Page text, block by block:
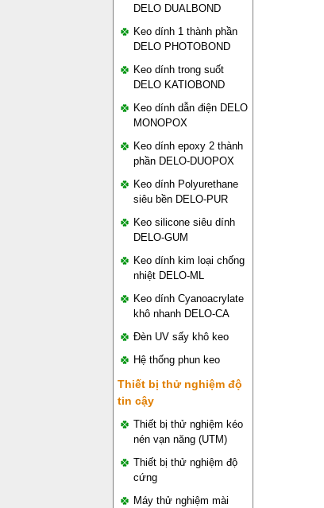
DELO DUALBOND
Keo dính 1 thành phần
DELO PHOTOBOND
Keo dính trong suốt
DELO KATIOBOND
Keo dính dẫn điện DELO
MONOPOX
Keo dính epoxy 2 thành
phần DELO-DUOPOX
Keo dính Polyurethane
siêu bền DELO-PUR
Keo silicone siêu dính
DELO-GUM
Keo dính kim loại chống
nhiệt DELO-ML
Keo dính Cyanoacrylate
khô nhanh DELO-CA
Đèn UV sấy khô keo
Hệ thống phun keo
Thiết bị thử nghiệm độ
tin cậy
Thiết bị thử nghiệm kéo
nén vạn năng (UTM)
Thiết bị thử nghiệm độ
cứng
Máy thử nghiệm mài